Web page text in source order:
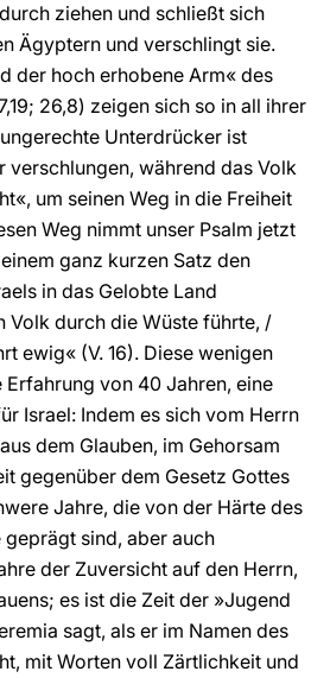
ziehen und schließt sich
Ägyptern und verschlingt sie.
der hoch erhobene Arm« des
26,8) zeigen sich so in all ihrer
Unterdrücker ist
verschlungen, während das Volk
um seinen Weg in die Freiheit
Weg nimmt unser Psalm jetzt
ganz kurzen Satz den
in das Gelobte Land
Volk durch die Wüste führte, /
ewig« (V. 16). Diese wenigen
Erfahrung von 40 Jahren, eine
Israel: Indem es sich vom Herrn
dem Glauben, im Gehorsam
gegenüber dem Gesetz Gottes
Jahre, die von der Härte des
geprägt sind, aber auch
der Zuversicht auf den Herrn,
es ist die Zeit der »Jugend
sagt, als er im Namen des
mit Worten voll Zärtlichkeit und